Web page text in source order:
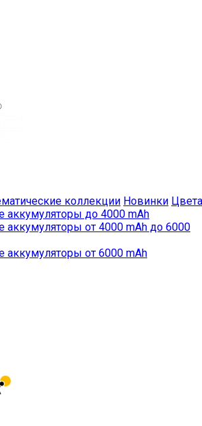
коллекции Новинки Цвета
аккумуляторы до 4000 mAh
аккумуляторы от 4000 mAh до 6000
аккумуляторы от 6000 mAh